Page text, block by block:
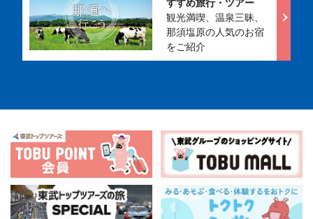
すすめ旅行・ツアー
観光満喫、温泉三昧、
那須塩原の人気のお宿
をご紹介